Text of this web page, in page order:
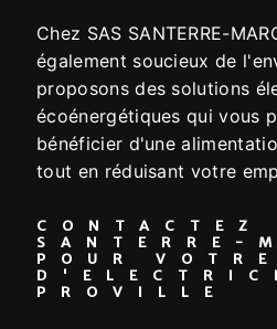
Chez SAS SANTERRE-
également soucieux de
proposons des solutions
écoénergétiques qui vous
bénéficier d'une
tout en réduisant votre
CONTACTEZ
SANTERRE-
POUR
PROVILLE